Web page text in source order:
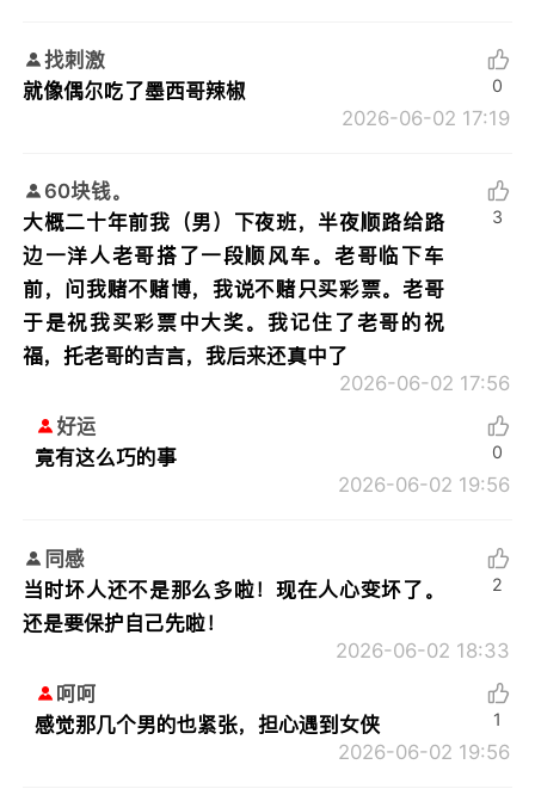
找刺激
就像偶尔吃了墨西哥辣椒
2026-06-02 17:19
0
60块钱。
大概二十年前我（男）下夜班，半夜顺路给路
边一洋人老哥搭了一段顺风车。老哥临下车
前，问我赌不赌博，我说不赌只买彩票。老哥
于是祝我买彩票中大奖。我记住了老哥的祝
福，托老哥的吉言，我后来还真中了
2026-06-02 17:56
3
好运
竟有这么巧的事
2026-06-02 19:56
0
同感
当时坏人还不是那么多啦！现在人心变坏了。
还是要保护自己先啦！
2026-06-02 18:33
2
呵呵
感觉那几个男的也紧张，担心遇到女侠
2026-06-02 19:56
1